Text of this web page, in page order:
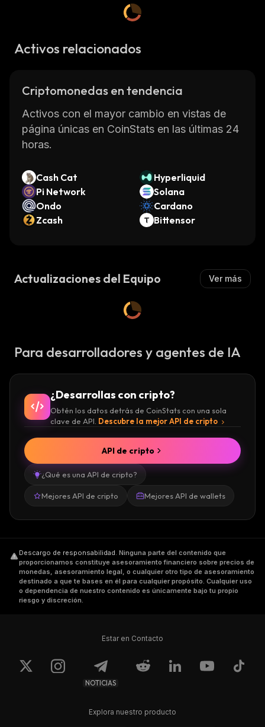
Activos relacionados
Criptomonedas en tendencia
Activos con el mayor cambio en vistas de
página únicas en CoinStats en las últimas 24
horas.
Cash Cat
Hyperliquid
Pi Network
Solana
Ondo
Cardano
Zcash
Bittensor
Actualizaciones del Equipo Ver más
Para desarrolladores y agentes de IA
¿Desarrollas con cripto?
Obtén los datos detrás de CoinStats con una sola
clave de API. Descubre la mejor API de cripto
¿Qué es una API de cripto?
Mejores API de cripto Mejores API de wallets
API de cripto
Descargo de responsabilidad. Ninguna parte del contenido que
proporcionamos constituye asesoramiento financiero sobre precios de
monedas, asesoramiento legal, o cualquier otro tipo de asesoramiento
destinado a que te bases en él para cualquier propósito. Cualquier uso
o dependencia de nuestro contenido es únicamente bajo tu propio
riesgo y discreción.
Estar en Contacto
NOTICIAS
Explora nuestro producto